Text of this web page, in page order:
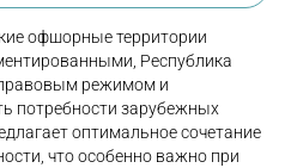
офшорные территории
Республика
правовым режимом и
потребности зарубежных
оптимальное сочетание
что особенно важно при